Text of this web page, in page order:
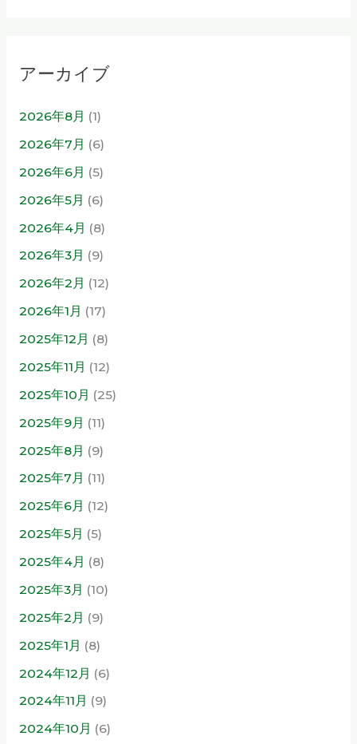
アーカイブ
2026年8月 (1)
2026年7月 (6)
2026年6月 (5)
2026年5月 (6)
2026年4月 (8)
2026年3月 (9)
2026年2月 (12)
2026年1月 (17)
2025年12月 (8)
2025年11月 (12)
2025年10月 (25)
2025年9月 (11)
2025年8月 (9)
2025年7月 (11)
2025年6月 (12)
2025年5月 (5)
2025年4月 (8)
2025年3月 (10)
2025年2月 (9)
2025年1月 (8)
2024年12月 (6)
2024年11月 (9)
2024年10月 (6)